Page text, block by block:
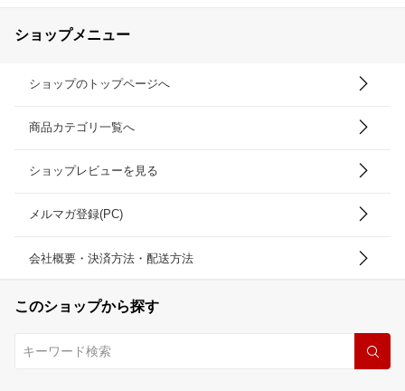
ショップメニュー
ショップのトップページへ
商品カテゴリ一覧へ
ショップレビューを見る
メルマガ登録(PC)
会社概要・決済方法・配送方法
このショップから探す